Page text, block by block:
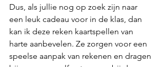
Dus, als jullie nog op zoek zijn naar
een leuk cadeau voor in de klas, dan
kan ik deze reken kaartspellen van
harte aanbevelen. Ze zorgen voor een
speelse aanpak van rekenen en dragen